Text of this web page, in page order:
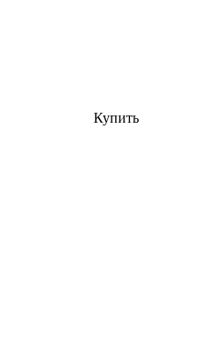
Купить